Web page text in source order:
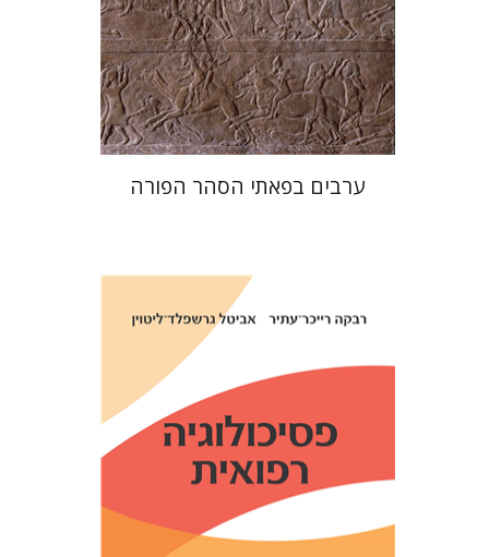
הנחת אתר ספר מודפס
$42
$38
ערבים בפאתי הסהר הפורה
אביטל גרשפלד-ליטוין
רבקה